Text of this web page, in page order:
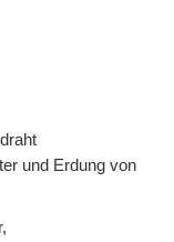
und Erdung von